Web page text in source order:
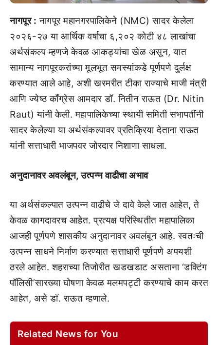
नागपूर : नागपूर महानगरपालिकेने (NMC) सादर केलेला
२०२६-२७ या आर्थिक वर्षाचा ६,२०२ कोटी ४८ लाखांचा
अर्थसंकल्प म्हणजे केवळ आकड्यांचा खेळ असून, यात
सामान्य नागपूरकरांच्या मूलभूत समस्यांकडे पूर्णपणे दुर्लक्ष
करण्यात आले आहे, अशी खरमरीत टीका राज्याचे माजी मंत्री
आणि ज्येष्ठ काँग्रेस आमदार डॉ. नितीन राऊत (Dr. Nitin
Raut) यांनी केली. महापालिकेच्या स्थायी समिती सभापतींनी
सादर केलेल्या या अर्थसंकल्पावर प्रतिक्रिया देताना राऊत
यांनी सत्ताधारी भाजपवर जोरदार निशाणा साधला.
अनुदानावर अवलंबून, उत्पन्न वाढीचा अभाव
या अर्थसंकल्पात उत्पन्न वाढीचे जे दावे केले जात आहेत, ते
केवळ कागदावरच आहेत. प्रत्यक्ष परिस्थितीत महापालिका
आजही पूर्णपणे शासकीय अनुदानावर अवलंबून आहे. स्वतःची
उत्पन्न साधने निर्माण करण्यात सत्ताधारी पूर्णपणे अपयशी
ठरले आहेत. शहराच्या तिजोरीत खडखडाट असताना ‘डक्टिंग
पॉलिसी’सारख्या घोषणा केवळ मलमपट्टी करण्याचे काम करत
आहेत, असे डॉ. राऊत म्हणाले.
Related News for You